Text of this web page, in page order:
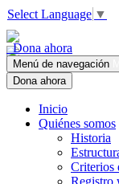
Select Language ▼
Dona ahora
Menú de navegación
Dona ahora
Inicio
Quiénes somos
Historia
Criterios